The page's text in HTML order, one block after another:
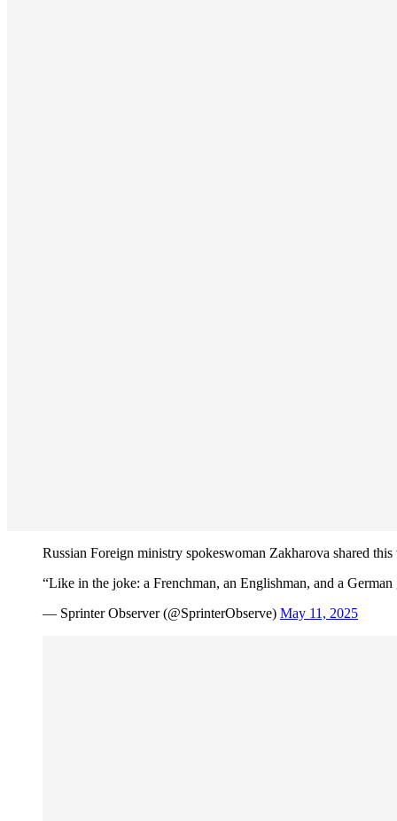
Russian Foreign ministry spokeswoman Zakharova shared
“Like in the joke: a Frenchman, an Englishman, and a
— Sprinter Observer (@SprinterObserve) May 11, 2025